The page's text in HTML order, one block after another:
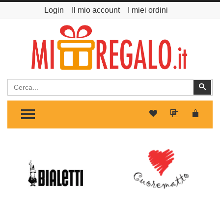
Login Il mio account I miei ordini
Cerca
TOGGLE MENU